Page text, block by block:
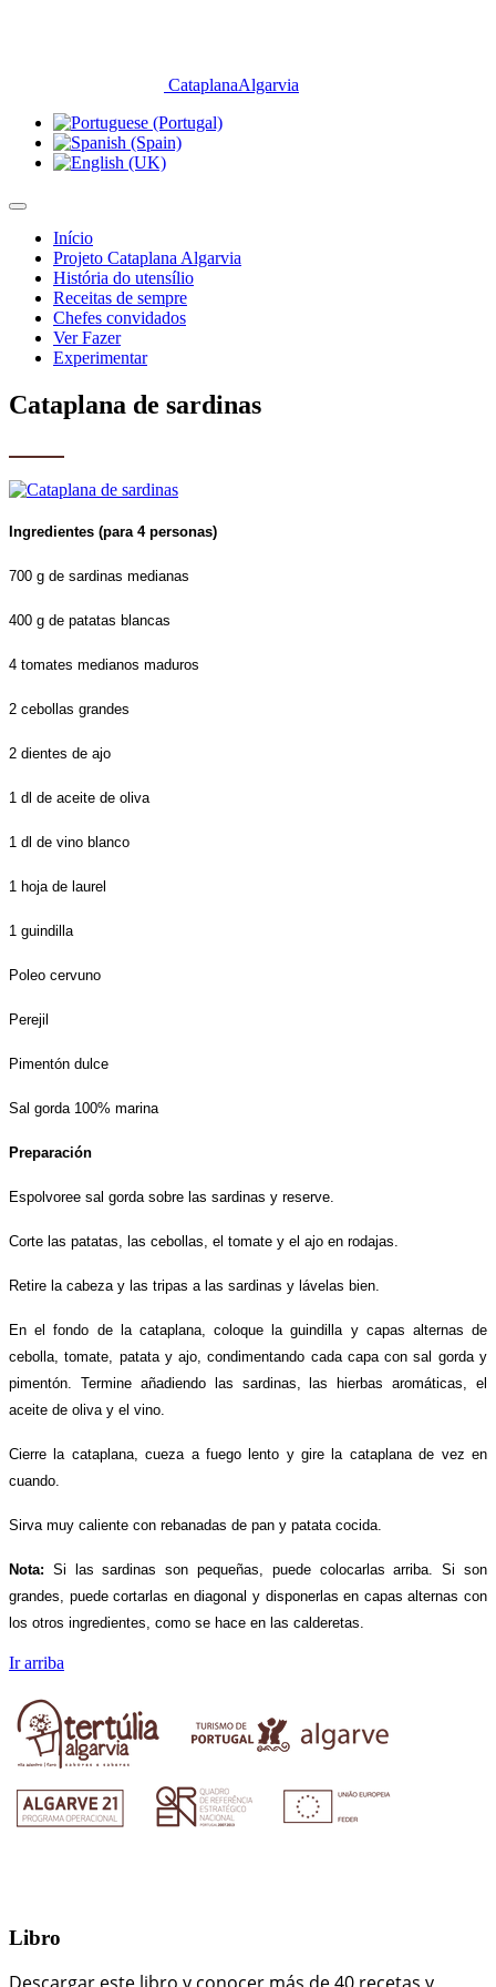
CataplanaAlgarvia
Início
Projeto Cataplana Algarvia
História do utensílio
Receitas de sempre
Chefes convidados
Ver Fazer
Experimentar
Cataplana de sardinas
Ingredientes (para 4 personas)
700 g de sardinas medianas
400 g de patatas blancas
4 tomates medianos maduros
2 cebollas grandes
2 dientes de ajo
1 dl de aceite de oliva
1 dl de vino blanco
1 hoja de laurel
1 guindilla
Poleo cervuno
Perejil
Pimentón dulce
Sal gorda 100% marina
Preparación
Espolvoree sal gorda sobre las sardinas y reserve.
Corte las patatas, las cebollas, el tomate y el ajo en rodajas.
Retire la cabeza y las tripas a las sardinas y lávelas bien.
En el fondo de la cataplana, coloque la guindilla y capas alternas de
cebolla, tomate, patata y ajo, condimentando cada capa con sal gorda y
pimentón. Termine añadiendo las sardinas, las hierbas aromáticas, el
aceite de oliva y el vino.
Cierre la cataplana, cueza a fuego lento y gire la cataplana de vez en
cuando.
Sirva muy caliente con rebanadas de pan y patata cocida.
Nota: Si las sardinas son pequeñas, puede colocarlas arriba. Si son
grandes, puede cortarlas en diagonal y disponerlas en capas alternas con
los otros ingredientes, como se hace en las calderetas.
Ir arriba
Libro